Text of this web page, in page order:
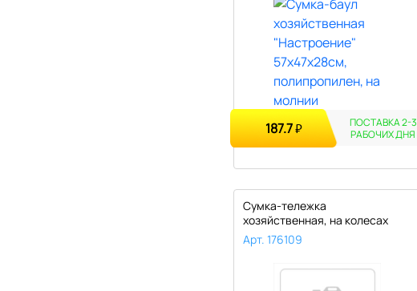
187.7₽
ПОСТАВКА 2-3
РАБОЧИХ ДНЯ
Сумка-тележка
хозяйственная, на колесах
"Клеточка" сине..
Арт. 176109